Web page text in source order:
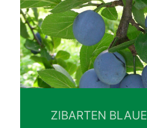
ZIBARTEN BLAUE